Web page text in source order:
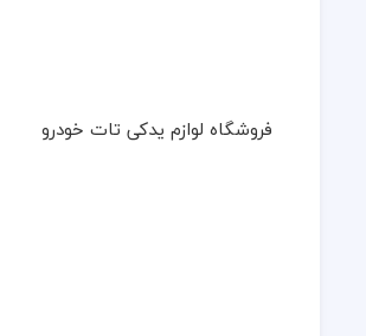
فروشگاه لوازم یدکی تات خودرو